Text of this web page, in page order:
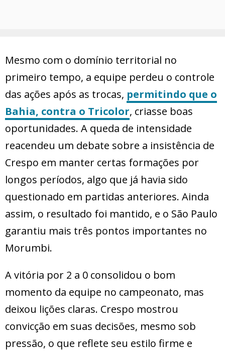
Mesmo com o domínio territorial no
primeiro tempo, a equipe perdeu o controle
das ações após as trocas, permitindo que o
Bahia, contra o Tricolor, criasse boas
oportunidades. A queda de intensidade
reacendeu um debate sobre a insistência de
Crespo em manter certas formações por
longos períodos, algo que já havia sido
questionado em partidas anteriores. Ainda
assim, o resultado foi mantido, e o São Paulo
garantiu mais três pontos importantes no
Morumbi.
A vitória por 2 a 0 consolidou o bom
momento da equipe no campeonato, mas
deixou lições claras. Crespo mostrou
convicção em suas decisões, mesmo sob
pressão, o que reflete seu estilo firme e